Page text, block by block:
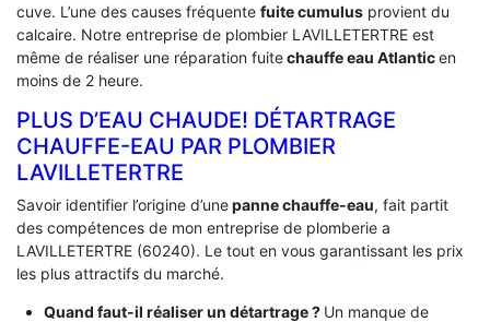
cuve. L’une des causes fréquente fuite cumulus provient du
calcaire. Notre entreprise de plombier LAVILLETERTRE est
même de réaliser une réparation fuitechauffe eau Atlanticen
moins de 2 heure.
PLUS D’EAU CHAUDE! DÉTARTRAGE
CHAUFFE-EAU PAR PLOMBIER
LAVILLETERTRE
Savoir identifier l’origine d’unepanne chauffe-eau, fait partit
des compétences de mon entreprise de plomberie a
LAVILLETERTRE (60240). Le tout en vous garantissant les prix
les plus attractifs du marché.
Quand faut-il réaliser un détartrage ? Un manque de